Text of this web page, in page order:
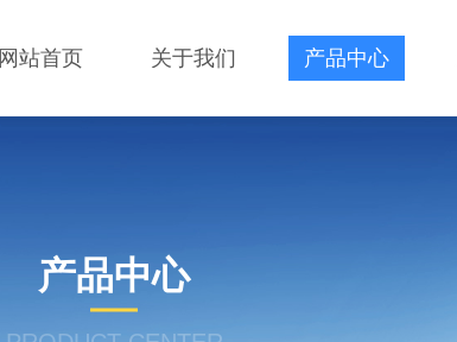
网站首页 关于我们 产品中心
产品中心